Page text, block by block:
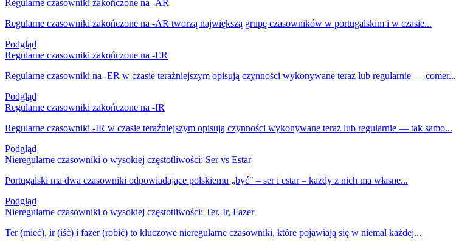
Regularne czasowniki zakończone na -AR
Regularne czasowniki zakończone na -AR tworzą największą grupę czasowników w portugalskim i w czasie...
Podgląd
Regularne czasowniki zakończone na -ER
Regularne czasowniki na -ER w czasie teraźniejszym opisują czynności wykonywane teraz lub regularnie — comer...
Podgląd
Regularne czasowniki zakończone na -IR
Regularne czasowniki -IR w czasie teraźniejszym opisują czynności wykonywane teraz lub regularnie — tak samo...
Podgląd
Nieregularne czasowniki o wysokiej częstotliwości: Ser vs Estar
Portugalski ma dwa czasowniki odpowiadające polskiemu „być" – ser i estar – każdy z nich ma własne...
Podgląd
Nieregularne czasowniki o wysokiej częstotliwości: Ter, Ir, Fazer
Ter (mieć), ir (iść) i fazer (robić) to kluczowe nieregularne czasowniki, które pojawiają się w niemal każdej...